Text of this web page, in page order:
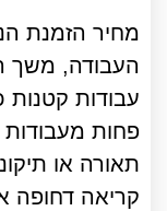
מחיר הזמנת
העבודה, משך
עבודות קטנות
פחות מעבודות
תאורה או
קריאה דחופה